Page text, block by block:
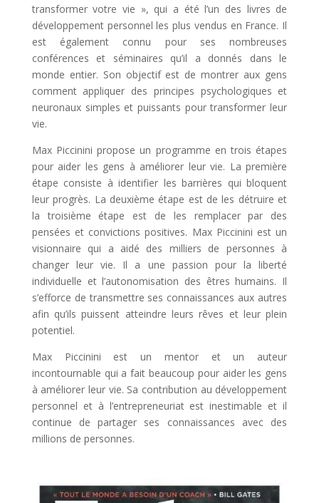
transformer votre vie », qui a été l’un des livres de
développement personnel les plus vendus en France. Il
est également connu pour ses nombreuses
conférences et séminaires qu’il a donnés dans le
monde entier. Son objectif est de montrer aux gens
comment appliquer des principes psychologiques et
neuronaux simples et puissants pour transformer leur
vie.
Max Piccinini propose un programme en trois étapes
pour aider les gens à améliorer leur vie. La première
étape consiste à identifier les barrières qui bloquent
leur progrès. La deuxième étape est de les détruire et
la troisième étape est de les remplacer par des
pensées et convictions positives. Max Piccinini est un
visionnaire qui a aidé des milliers de personnes à
changer leur vie. Il a une passion pour la liberté
individuelle et l’autonomisation des êtres humains. Il
s’efforce de transmettre ses connaissances aux autres
afin qu’ils puissent atteindre leurs rêves et leur plein
potentiel.
Max Piccinini est un mentor et un auteur
incontournable qui a fait beaucoup pour aider les gens
à améliorer leur vie. Sa contribution au développement
personnel et à l’entrepreneuriat est inestimable et il
continue de partager ses connaissances avec des
millions de personnes.